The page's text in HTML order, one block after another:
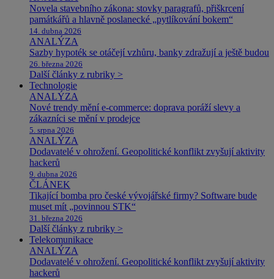
Novela stavebního zákona: stovky paragrafů, přiškrcení
památkářů a hlavně poslanecké „pytlíkování bokem“
14. dubna 2026
ANALÝZA
Sazby hypoték se otáčejí vzhůru, banky zdražují a ještě budou
26. března 2026
Další články z rubriky >
Technologie
ANALÝZA
Nové trendy mění e-commerce: doprava poráží slevy a
zákazníci se mění v prodejce
5. srpna 2026
ANALÝZA
Dodavatelé v ohrožení. Geopolitické konflikt zvyšují aktivity
hackerů
9. dubna 2026
ČLÁNEK
Tikající bomba pro české vývojářské firmy? Software bude
muset mít „povinnou STK“
31. března 2026
Další články z rubriky >
Telekomunikace
ANALÝZA
Dodavatelé v ohrožení. Geopolitické konflikt zvyšují aktivity
hackerů